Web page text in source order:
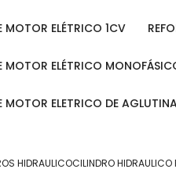
MOTOR ELÉTRICO 1CV
MOTOR ELÉTRICO
MOTOR ELETRICO DE
HIDRAULICOCILINDRO HIDRAULICO